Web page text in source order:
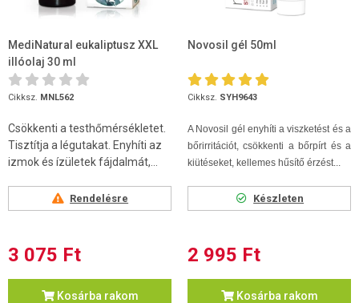
MediNatural eukaliptusz XXL
illóolaj 30 ml
Cikksz. MNL562
Csökkenti a testhőmérsékletet.
Tisztítja a légutakat. Enyhíti az
izmok és ízületek fájdalmát,...
Rendelésre
3 075 Ft
Kosárba rakom
Novosil gél 50ml
Cikksz. SYH9643
A Novosil gél enyhíti a viszketést és a
bőrirritációt, csökkenti a bőrpírt és a
kiütéseket, kellemes hűsítő érzést...
Készleten
2 995 Ft
Kosárba rakom